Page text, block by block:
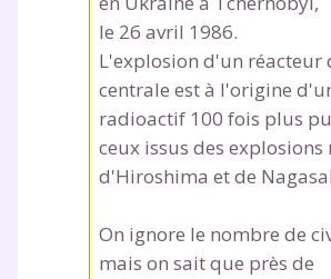
le 26 avril 1986.
L'explosion d'un réacteur
centrale est à l'origine
radioactif 100 fois plus
ceux issus des
d'Hiroshima et de
On ignore le nombre de
mais on sait que près de